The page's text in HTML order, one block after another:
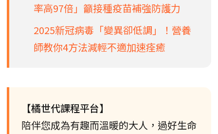
率高97倍」籲接種疫苗補強防護力
2025新冠病毒「變異卻低調」！營養
師教你4方法減輕不適加速痊癒
【橘世代課程平台】
陪伴您成為有趣而溫暖的大人，過好生命